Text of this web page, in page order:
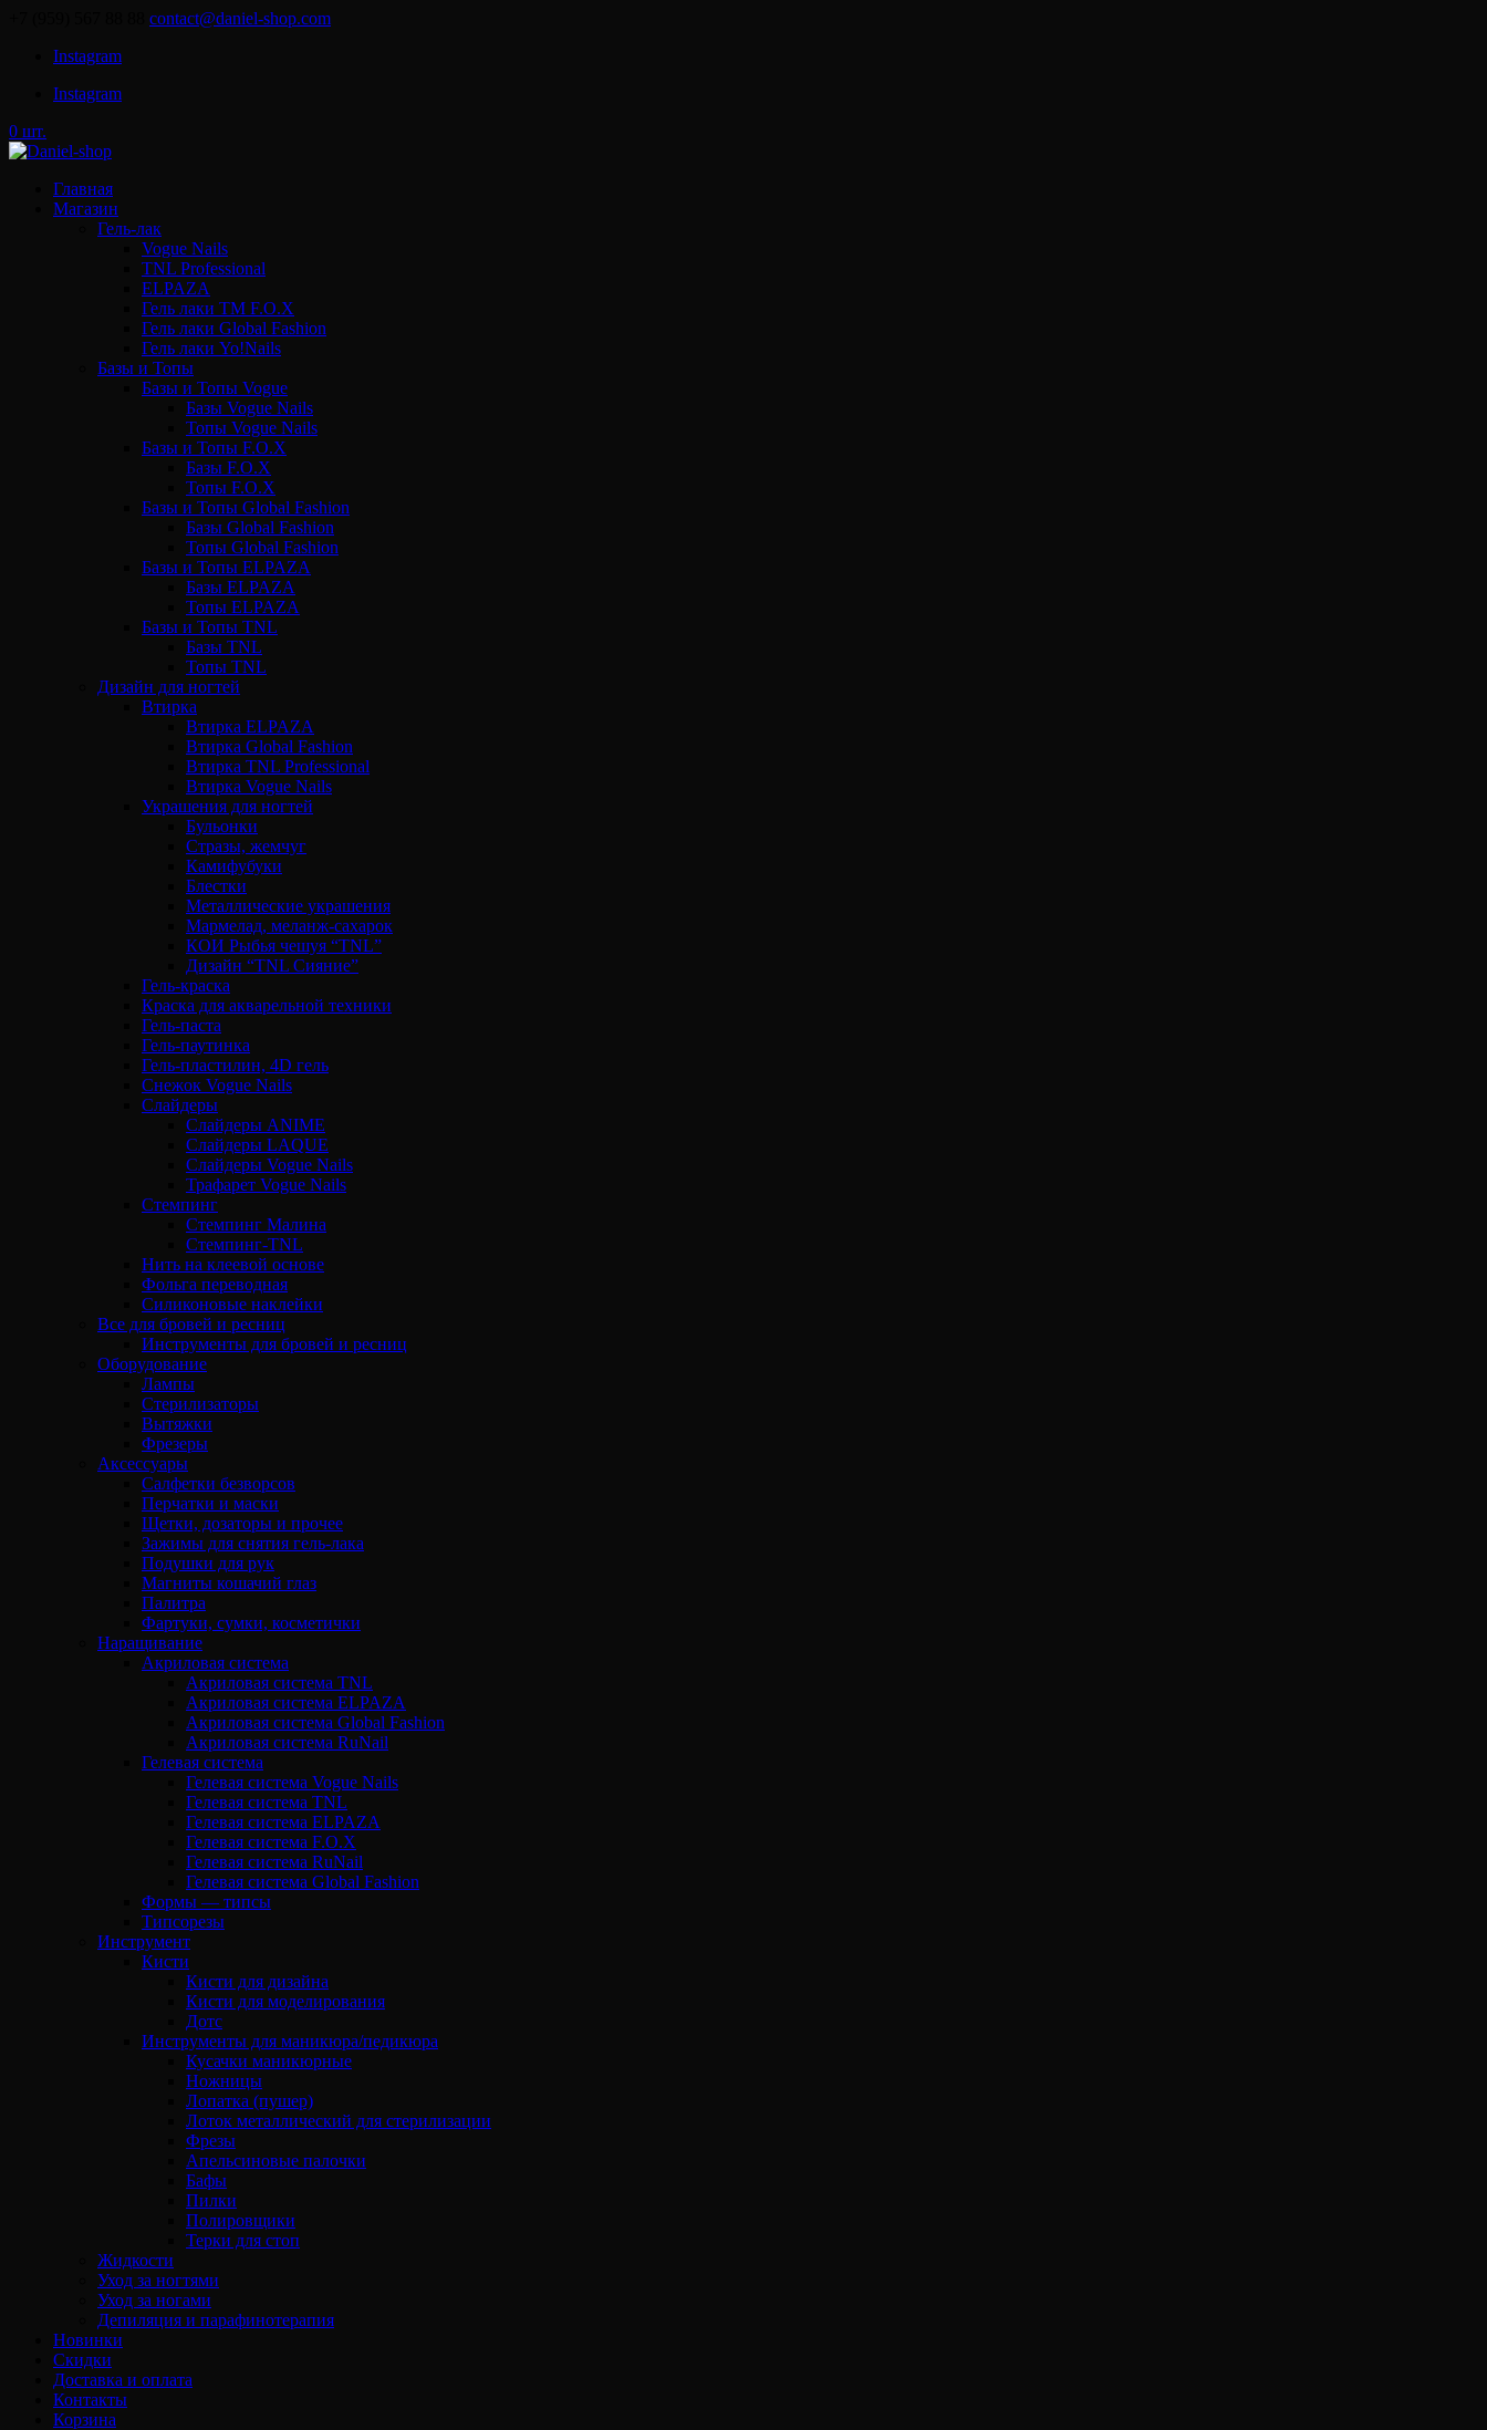
contact@daniel-shop.com
Instagram
Instagram
0 шт.
Главная
Магазин
Гель-лак
Vogue Nails
TNL Professional
ELPAZA
Гель лаки ТМ F.O.X
Гель лаки Global Fashion
Гель лаки Yo!Nails
Базы и Топы
Базы и Топы Vogue
Базы Vogue Nails
Топы Vogue Nails
Базы и Топы F.O.X
Базы F.O.X
Топы F.O.X
Базы и Топы Global Fashion
Базы Global Fashion
Топы Global Fashion
Базы и Топы ELPAZA
Базы ELPAZA
Топы ELPAZA
Базы и Топы TNL
Базы TNL
Топы TNL
Дизайн для ногтей
Втирка
Втирка ELPAZA
Втирка Global Fashion
Втирка TNL Professional
Втирка Vogue Nails
Украшения для ногтей
Бульонки
Стразы, жемчуг
Камифубуки
Блестки
Металлические украшения
Мармелад, меланж-сахарок
КОИ Рыбья чешуя “TNL”
Дизайн “TNL Сияние”
Гель-краска
Краска для акварельной техники
Гель-паста
Гель-паутинка
Гель-пластилин, 4D гель
Снежок Vogue Nails
Слайдеры
Слайдеры ANIME
Слайдеры LAQUE
Слайдеры Vogue Nails
Трафарет Vogue Nails
Стемпинг
Стемпинг Малина
Стемпинг-TNL
Нить на клеевой основе
Фольга переводная
Силиконовые наклейки
Все для бровей и ресниц
Инструменты для бровей и ресниц
Оборудование
Лампы
Стерилизаторы
Вытяжки
Фрезеры
Аксессуары
Салфетки безворсов
Перчатки и маски
Щетки, дозаторы и прочее
Зажимы для снятия гель-лака
Подушки для рук
Магниты кошачий глаз
Палитра
Фартуки, сумки, косметички
Наращивание
Акриловая система
Акриловая система TNL
Акриловая система ELPAZA
Акриловая система Global Fashion
Акриловая система RuNail
Гелевая система
Гелевая система Vogue Nails
Гелевая система TNL
Гелевая система ELPAZA
Гелевая система F.O.X
Гелевая система RuNail
Гелевая система Global Fashion
Формы — типсы
Типсорезы
Инструмент
Кисти
Кисти для дизайна
Кисти для моделирования
Дотс
Инструменты для маникюра/педикюра
Кусачки маникюрные
Ножницы
Лопатка (пушер)
Лоток металлический для стерилизации
Фрезы
Апельсиновые палочки
Бафы
Пилки
Полировщики
Терки для стоп
Жидкости
Уход за ногтями
Уход за ногами
Депиляция и парафинотерапия
Новинки
Скидки
Доставка и оплата
Контакты
Корзина